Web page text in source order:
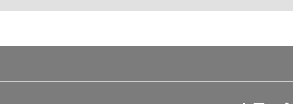
ランドリールーム